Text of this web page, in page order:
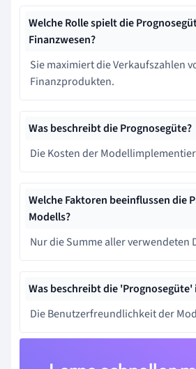
Welche Rolle spielt die
Finanzwesen?
Sie maximiert die Verkaufszahlen
Finanzprodukten.
Was beschreibt die Prognosegüte?
Die Kosten der
Welche Faktoren beeinflussen die
Modells?
Nur die Summe aller verwendeten
Was beschreibt die 'Prognosegüte'
Die Benutzerfreundlichkeit der